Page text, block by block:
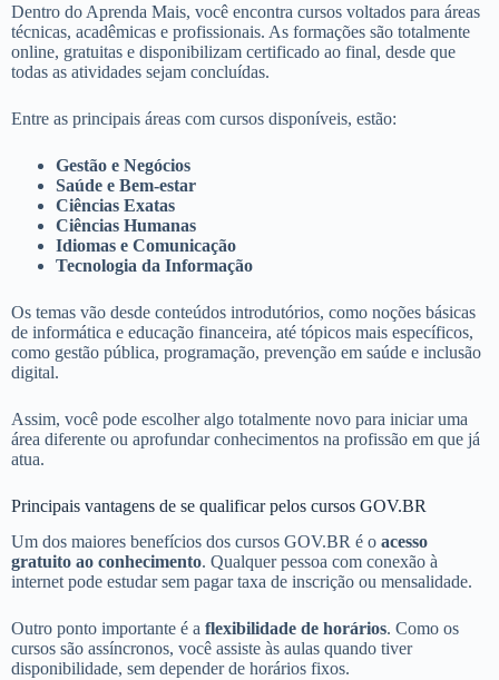
Dentro do Aprenda Mais, você encontra cursos voltados para áreas
técnicas, acadêmicas e profissionais. As formações são totalmente
online, gratuitas e disponibilizam certificado ao final, desde que
todas as atividades sejam concluídas.
Entre as principais áreas com cursos disponíveis, estão:
Gestão e Negócios
Saúde e Bem-estar
Ciências Exatas
Ciências Humanas
Idiomas e Comunicação
Tecnologia da Informação
Os temas vão desde conteúdos introdutórios, como noções básicas
de informática e educação financeira, até tópicos mais específicos,
como gestão pública, programação, prevenção em saúde e inclusão
digital.
Assim, você pode escolher algo totalmente novo para iniciar uma
área diferente ou aprofundar conhecimentos na profissão em que já
atua.
Principais vantagens de se qualificar pelos cursos GOV.BR
Um dos maiores benefícios dos cursos GOV.BR é o acesso
gratuito ao conhecimento. Qualquer pessoa com conexão à
internet pode estudar sem pagar taxa de inscrição ou mensalidade.
Outro ponto importante é a flexibilidade de horários. Como os
cursos são assíncronos, você assiste às aulas quando tiver
disponibilidade, sem depender de horários fixos.